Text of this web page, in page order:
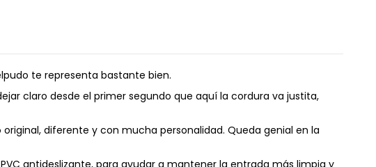
te representa bastante bien.
claro desde el primer segundo que aquí la cordura va justita,
original, diferente y con mucha personalidad. Queda genial en la